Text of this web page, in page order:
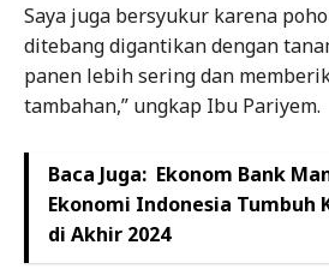
Saya juga bersyukur karena
ditebang digantikan dengan
panen lebih sering dan
tambahan,” ungkap Ibu Pariyem.
Baca Juga: Ekonom Bank
Ekonomi Indonesia Tumbuh
di Akhir 2024